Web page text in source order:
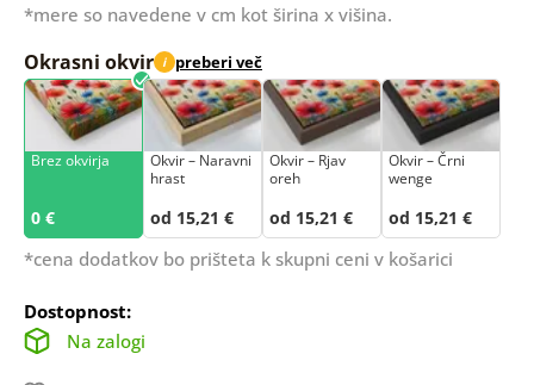
*mere so navedene v cm kot širina x višina.
Okrasni okvir i preberi več
Brez okvirja
0 €
Okvir – Naravni
hrast
od 15,21 €
Okvir – Rjav
oreh
od 15,21 €
Okvir – Črni
wenge
od 15,21 €
*cena dodatkov bo prišteta k skupni ceni v košarici
Dostopnost:
Na zalogi